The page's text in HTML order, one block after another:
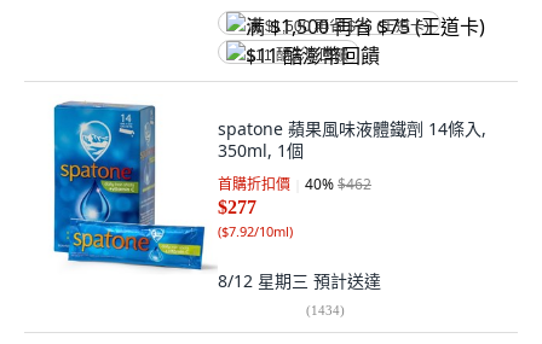
满 $1,500 再省 $75 (王道卡)
$11 酷澎幣回饋
spatone 蘋果風味液體鐵劑 14條入,
350ml, 1個
首購折扣價 40%$462
$277
($7.92/10ml)
8/12 星期三 預計送達
(1434)